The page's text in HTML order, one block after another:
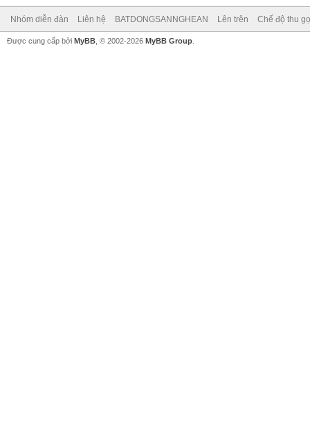
Nhóm diễn đàn Liên hệ BATDONGSANNGHEAN Lên trên Chế độ thu
Được cung cấp bởi MyBB , © 2002-2026 MyBB Group